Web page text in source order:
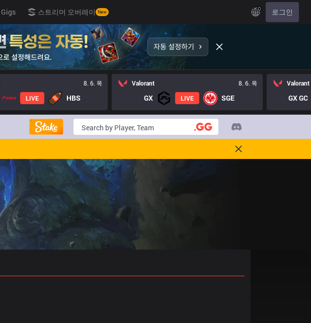
Gigs 스트리머 오버레이 New KO 로그인
8. 6. 목
LIVE HBS
Valorant 8. 6. 목
GX LIVE SGE
Valorant
GX GC